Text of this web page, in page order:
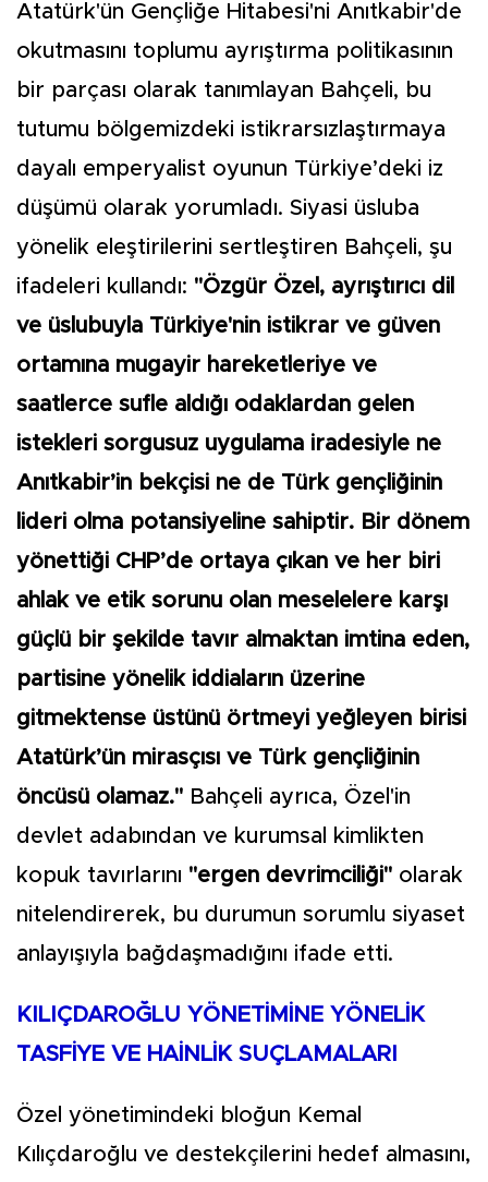
Atatürk'ün Gençliğe Hitabesi'ni Anıtkabir'de
okutmasını toplumu ayrıştırma politikasının
bir parçası olarak tanımlayan Bahçeli, bu
tutumu bölgemizdeki istikrarsızlaştırmaya
dayalı emperyalist oyunun Türkiye’deki iz
düşümü olarak yorumladı. Siyasi üsluba
yönelik eleştirilerini sertleştiren Bahçeli, şu
ifadeleri kullandı: "Özgür Özel, ayrıştırıcı dil
ve üslubuyla Türkiye'nin istikrar ve güven
ortamına mugayir hareketleriye ve
saatlerce sufle aldığı odaklardan gelen
istekleri sorgusuz uygulama iradesiyle ne
Anıtkabir’in bekçisi ne de Türk gençliğinin
lideri olma potansiyeline sahiptir. Bir dönem
yönettiği CHP’de ortaya çıkan ve her biri
ahlak ve etik sorunu olan meselelere karşı
güçlü bir şekilde tavır almaktan imtina eden,
partisine yönelik iddiaların üzerine
gitmektense üstünü örtmeyi yeğleyen birisi
Atatürk’ün mirasçısı ve Türk gençliğinin
öncüsü olamaz." Bahçeli ayrıca, Özel'in
devlet adabından ve kurumsal kimlikten
kopuk tavırlarını "ergen devrimciliği" olarak
nitelendirerek, bu durumun sorumlu siyaset
anlayışıyla bağdaşmadığını ifade etti.
KILIÇDAROĞLU YÖNETİMİNE YÖNELİK
TASFİYE VE HAİNLİK SUÇLAMALARI
Özel yönetimindeki bloğun Kemal
Kılıçdaroğlu ve destekçilerini hedef almasını,